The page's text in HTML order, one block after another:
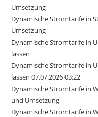
Umsetzung
Dynamische Stromtarife in
Umsetzung
Dynamische Stromtarife in
lassen
Dynamische Stromtarife in
lassen 07.07.2026 03:22
Dynamische Stromtarife in
und Umsetzung
Dynamische Stromtarife in